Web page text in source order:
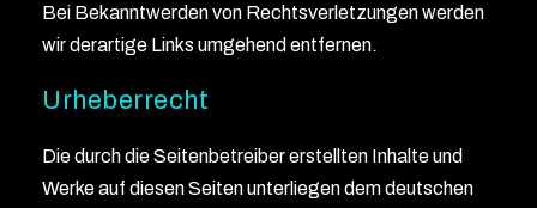
Bei Bekanntwerden von Rechtsverletzungen werden
wir derartige Links umgehend entfernen.
Urheberrecht
Die durch die Seitenbetreiber erstellten Inhalte und
Werke auf diesen Seiten unterliegen dem deutschen